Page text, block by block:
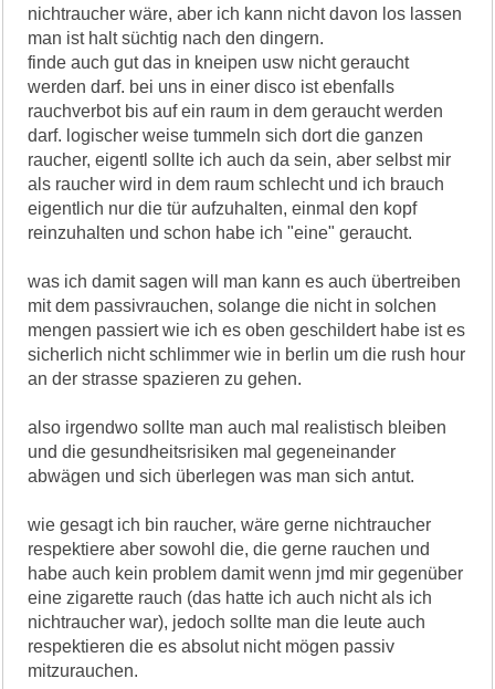
nichtraucher wäre, aber ich kann nicht davon los lassen
man ist halt süchtig nach den dingern.
finde auch gut das in kneipen usw nicht geraucht
werden darf. bei uns in einer disco ist ebenfalls
rauchverbot bis auf ein raum in dem geraucht werden
darf. logischer weise tummeln sich dort die ganzen
raucher, eigentl sollte ich auch da sein, aber selbst mir
als raucher wird in dem raum schlecht und ich brauch
eigentlich nur die tür aufzuhalten, einmal den kopf
reinzuhalten und schon habe ich "eine" geraucht.
was ich damit sagen will man kann es auch übertreiben
mit dem passivrauchen, solange die nicht in solchen
mengen passiert wie ich es oben geschildert habe ist es
sicherlich nicht schlimmer wie in berlin um die rush hour
an der strasse spazieren zu gehen.
also irgendwo sollte man auch mal realistisch bleiben
und die gesundheitsrisiken mal gegeneinander
abwägen und sich überlegen was man sich antut.
wie gesagt ich bin raucher, wäre gerne nichtraucher
respektiere aber sowohl die, die gerne rauchen und
habe auch kein problem damit wenn jmd mir gegenüber
eine zigarette rauch (das hatte ich auch nicht als ich
nichtraucher war), jedoch sollte man die leute auch
respektieren die es absolut nicht mögen passiv
mitzurauchen.